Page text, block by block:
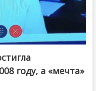
году, а «мечта»